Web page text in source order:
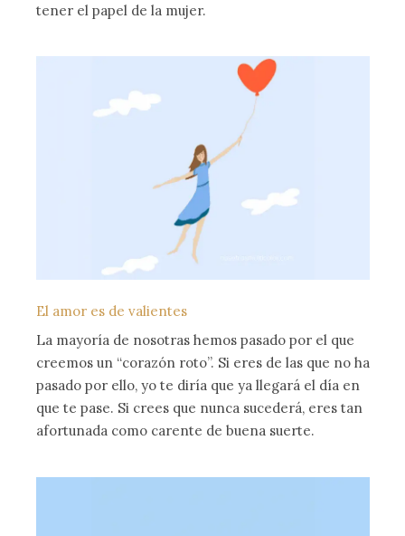
tener el papel de la mujer.
El amor es de valientes
La mayoría de nosotras hemos pasado por el que
creemos un “corazón roto”. Si eres de las que no ha
pasado por ello, yo te diría que ya llegará el día en
que te pase. Si crees que nunca sucederá, eres tan
afortunada como carente de buena suerte.